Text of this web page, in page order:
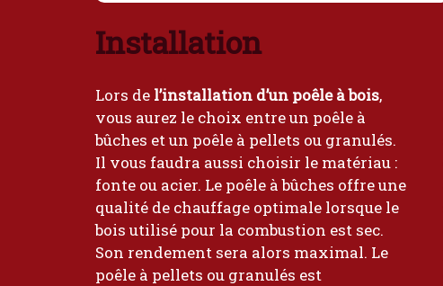
Installation
Lors de l’installation d’un poêle à bois,
vous aurez le choix entre un poêle à
bûches et un poêle à pellets ou granulés.
Il vous faudra aussi choisir le matériau :
fonte ou acier. Le poêle à bûches offre une
qualité de chauffage optimale lorsque le
bois utilisé pour la combustion est sec.
Son rendement sera alors maximal. Le
poêle à pellets ou granulés est